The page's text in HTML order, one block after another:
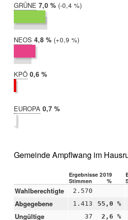
GRÜNE 2019:
7,0 %
2014:
7,4 %
Differenz:
-0,4 %
NEOS 2019:
4,8 %
2014:
3,9 %
Differenz:
+0,9 %
KPÖ 2019:
0,6 %
EUROPA 2019:
0,7 %
Gemeinde Ampflwang im
Ergebnisse 2019
Stimmen
%
Wahlberechtigte 2.570
Abgegebene 1.413 55,0 %
Ungültige 37 2,6 %